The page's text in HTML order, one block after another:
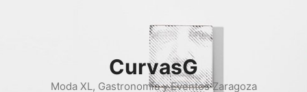
CurvasG
Moda XL, Gastronomía y Eventos Zaragoza